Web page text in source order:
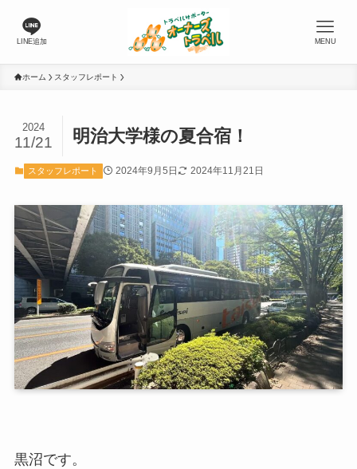
LINE追加 MENU
ホーム スタッフレポート
明治大学様の夏合宿！
2024
11/21
スタッフレポート 2024年9月5日 2024年11月21日
黒沼です。